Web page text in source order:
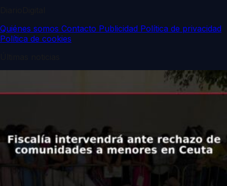
Quiénes somos Contacto Publicidad Política de privacidad
Política de cookies